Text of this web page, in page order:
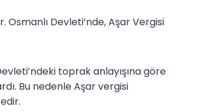
Devleti’nde, Aşar Vergisi
toprak anlayışına göre
Bu nedenle Aşar vergisi